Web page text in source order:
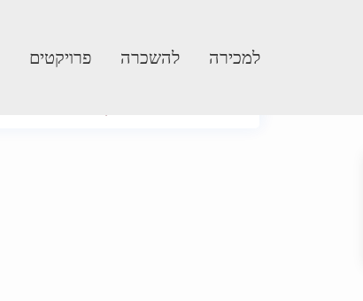
למכירה להשכרה פרויקטים